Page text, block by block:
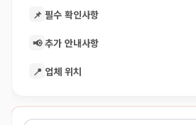
📌 필수 확인사항
📢 추가 안내사항
📍 업체 위치